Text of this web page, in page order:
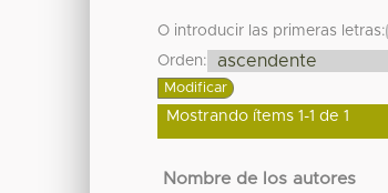
O introducir las primeras letras:
Orden:
Mostrando ítems 1-1 de 1
Nombre de los autores